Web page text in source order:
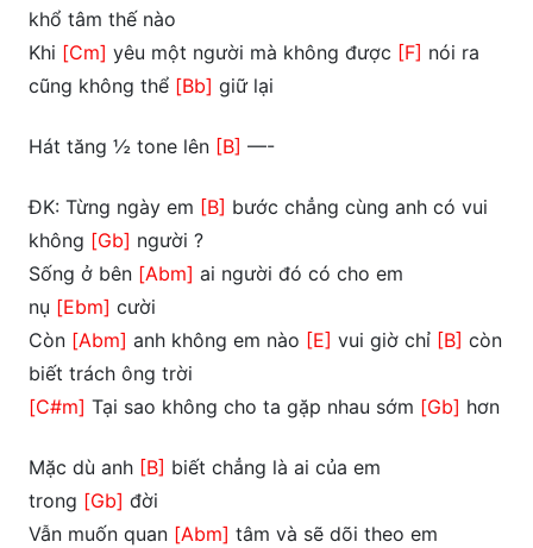
khổ tâm thế nào
Khi [Cm] yêu một người mà không được [F] nói ra
cũng không thể [Bb] giữ lại
Hát tăng ½ tone lên [B] —-
ĐK: Từng ngày em [B] bước chẳng cùng anh có vui
không [Gb] người ?
Sống ở bên [Abm] ai người đó có cho em
nụ [Ebm] cười
Còn [Abm] anh không em nào [E] vui giờ chỉ [B] còn
biết trách ông trời
[C#m] Tại sao không cho ta gặp nhau sớm [Gb] hơn
Mặc dù anh [B] biết chẳng là ai của em
trong [Gb] đời
Vẫn muốn quan [Abm] tâm và sẽ dõi theo em